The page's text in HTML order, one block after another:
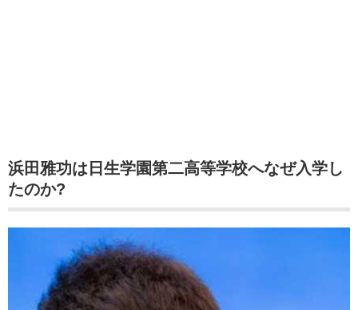
浜田雅功は日生学園第二高等学校へなぜ入学し
たのか?